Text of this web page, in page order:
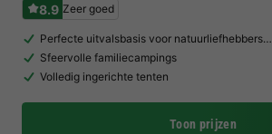
8.9 Zeer goed
Perfecte uitvalsbasis voor natuurliefhebbers…
Sfeervolle familiecampings
Volledig ingerichte tenten
Toon prijzen